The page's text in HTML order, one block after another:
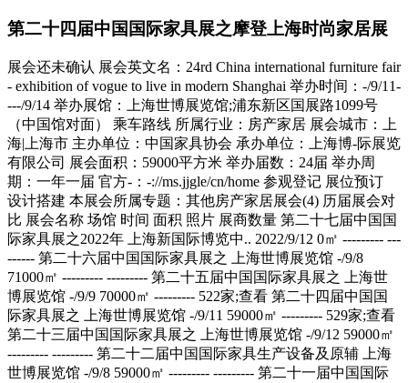
第二十四届中国国际家具展之摩登上海时尚家居展
展会还未确认 展会英文名：24rd China international furniture fair - exhibition of vogue to live in modern Shanghai 举办时间：-/9/11----/9/14 举办展馆：上海世博展览馆;浦东新区国展路1099号（中国馆对面） 乘车路线 所属行业：房产家居 展会城市：上海|上海市 主办单位：中国家具协会 承办单位：上海博-际展览有限公司 展会面积：59000平方米 举办届数：24届 举办周期：一年一届 官方-：-://ms.jjgle/cn/home 参观登记 展位预订 设计搭建 本展会所属专题：其他房产家居展会(4) 历届展会对比 展会名称 场馆 时间 面积 照片 展商数量 第二十七届中国国际家具展之2022年 上海新国际博览中.. 2022/9/12 0㎡ --------- --------- 第二十六届中国国际家具展之 上海世博展览馆 -/9/8 71000㎡ --------- --------- 第二十五届中国国际家具展之 上海世博展览馆 -/9/9 70000㎡ --------- 522家;查看 第二十四届中国国际家具展之 上海世博展览馆 -/9/11 59000㎡ --------- 529家;查看 第二十三届中国国际家具展之 上海世博展览馆 -/9/12 59000㎡ --------- --------- 第二十二届中国国际家具生产设备及原辅 上海世博展览馆 -/9/8 59000㎡ --------- --------- 第二十一届中国国际家具生产设备及原辅 上海世博展览馆 -/9/9 71000㎡ --------- --------- 第二十届中国国际家具生产设备及原辅材 上海世博展览馆 -/9/10 71000㎡ 100张;查看 813家;查看 第十九届中国国际家具生产设备及原辅材 上海世博展览馆 -/9/11 71000㎡ 191张;查看 911家;查看 第十八届中国国际家具生产设备及原辅材 上海世博展览馆 -/9/11 59000㎡ 70张;查看 465家;查看 展会简介